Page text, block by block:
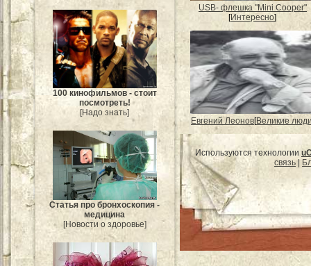
100 кинофильмов - стоит
посмотреть!
[Надо знать]
Статья про бронхоскопия -
медицина
[Новости о здоровье]
USB- флешка "Mini Cooper"
[Интересно]
Евгений Леонов[Великие
Используются технологии
связь